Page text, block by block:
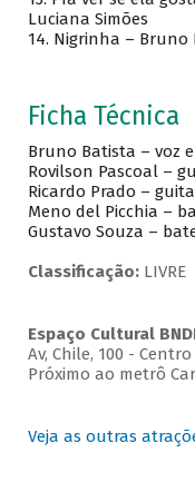
Luciana Simões
14. Nigrinha – Bruno
Ficha Técnica
Bruno Batista – voz
Rovilson Pascoal –
Ricardo Prado –
Meno del Picchia –
Gustavo Souza –
Classificação: LIVRE
Espaço Cultural
Av, Chile, 100 - Centro
Próximo ao metrô
Veja as outras